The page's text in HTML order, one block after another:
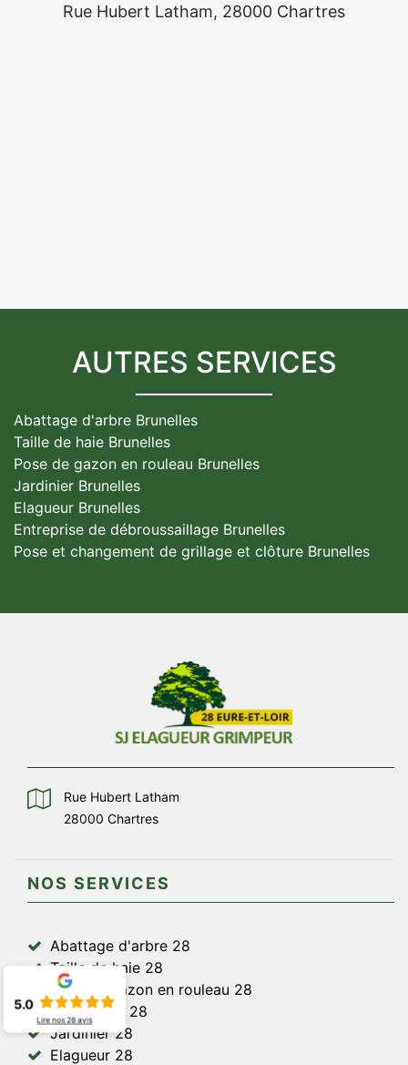
Rue Hubert Latham, 28000 Chartres
AUTRES SERVICES
Abattage d'arbre Brunelles
Taille de haie Brunelles
Pose de gazon en rouleau Brunelles
Jardinier Brunelles
Elagueur Brunelles
Entreprise de débroussaillage Brunelles
Pose et changement de grillage et clôture Brunelles
Rue Hubert Latham
28000 Chartres
NOS SERVICES
Abattage d'arbre 28
Taille de haie 28
Pose de gazon en rouleau 28
Paysagiste 28
Jardinier 28
Elagueur 28
5.0
Lire nos26avis